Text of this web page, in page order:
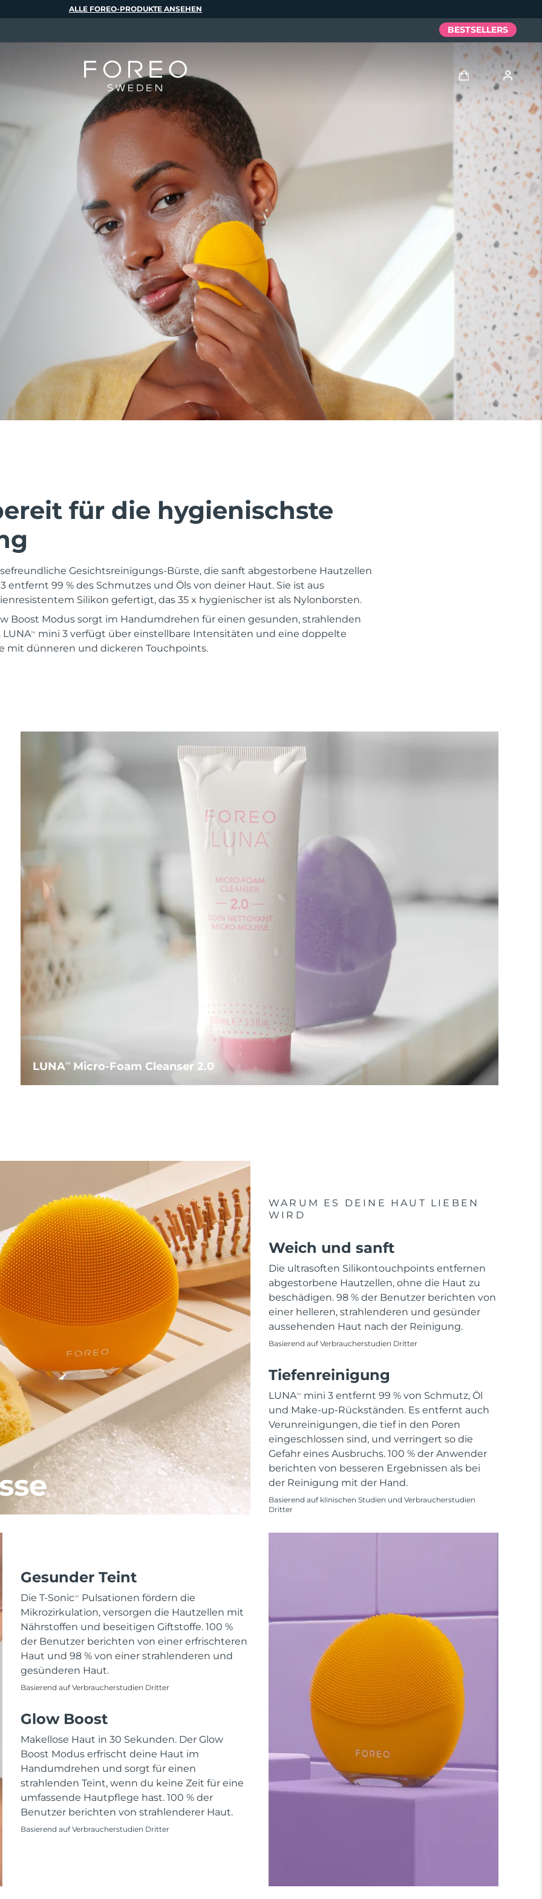
für die hygienischste
Gesichtsreinigungs-Bürste, die sanft abgestorbene Hautzellen
entfernt 99 % des Schmutzes und Öls von deiner Haut. Sie ist aus
Silikon gefertigt, das 35 x hygienischer ist als Nylonborsten.
Boost Modus sorgt im Handumdrehen für einen gesunden, strahlenden
LUNATM
mini 3 verfügt über einstellbare Intensitäten und eine doppelte
mit dünneren und dickeren Touchpoints.
LUNATMMicro-Foam Cleanser 2.0
WARUM ES DEINE HAUT LIEBEN
WIRD
Weich und sanft
Die ultrasoften Silikontouchpoints entfernen
abgestorbene Hautzellen, ohne die Haut zu
beschädigen. 98 % der Benutzer berichten von
einer helleren, strahlenderen und gesünder
aussehenden Haut nach der Reinigung.
Basierend auf Verbraucherstudien Dritter
Tiefenreinigung
LUNATM
mini 3 entfernt 99 % von Schmutz, Öl
und Make-up-Rückständen. Es entfernt auch
Verunreinigungen, die tief in den Poren
eingeschlossen sind, und verringert so die
Gefahr eines Ausbruchs. 100 % der Anwender
berichten von besseren Ergebnissen als bei
der Reinigung mit der Hand.
Basierend auf klinischen Studien und Verbraucherstudien
Dritter
Gesunder Teint
Die T-SonicTM
Pulsationen fördern die
Mikrozirkulation, versorgen die Hautzellen mit
Nährstoffen und beseitigen Giftstoffe. 100 %
der Benutzer berichten von einer erfrischteren
Haut und 98 % von einer strahlenderen und
gesünderen Haut.
Basierend auf Verbraucherstudien Dritter
Glow Boost
Makellose Haut in 30 Sekunden. Der Glow
Boost Modus erfrischt deine Haut im
Handumdrehen und sorgt für einen
strahlenden Teint, wenn du keine Zeit für eine
umfassende Hautpflege hast. 100 % der
Benutzer berichten von strahlenderer Haut.
Basierend auf Verbraucherstudien Dritter
ALLE FOREO-PRODUKTE ANSEHEN
BESTSELLERS
Anmelden
Benutzerkonto
Meine Geräte
Meine Bestellungen
Meine Adressen
Meine Abonnements